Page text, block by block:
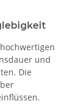
und
Die